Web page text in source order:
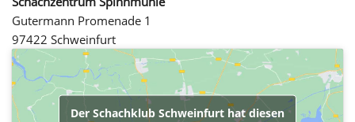
Gutermann Promenade 1
97422 Schweinfurt
Der Schachklub Schweinfurt hat diesen